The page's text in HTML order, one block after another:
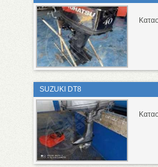
SUZUKI DT8